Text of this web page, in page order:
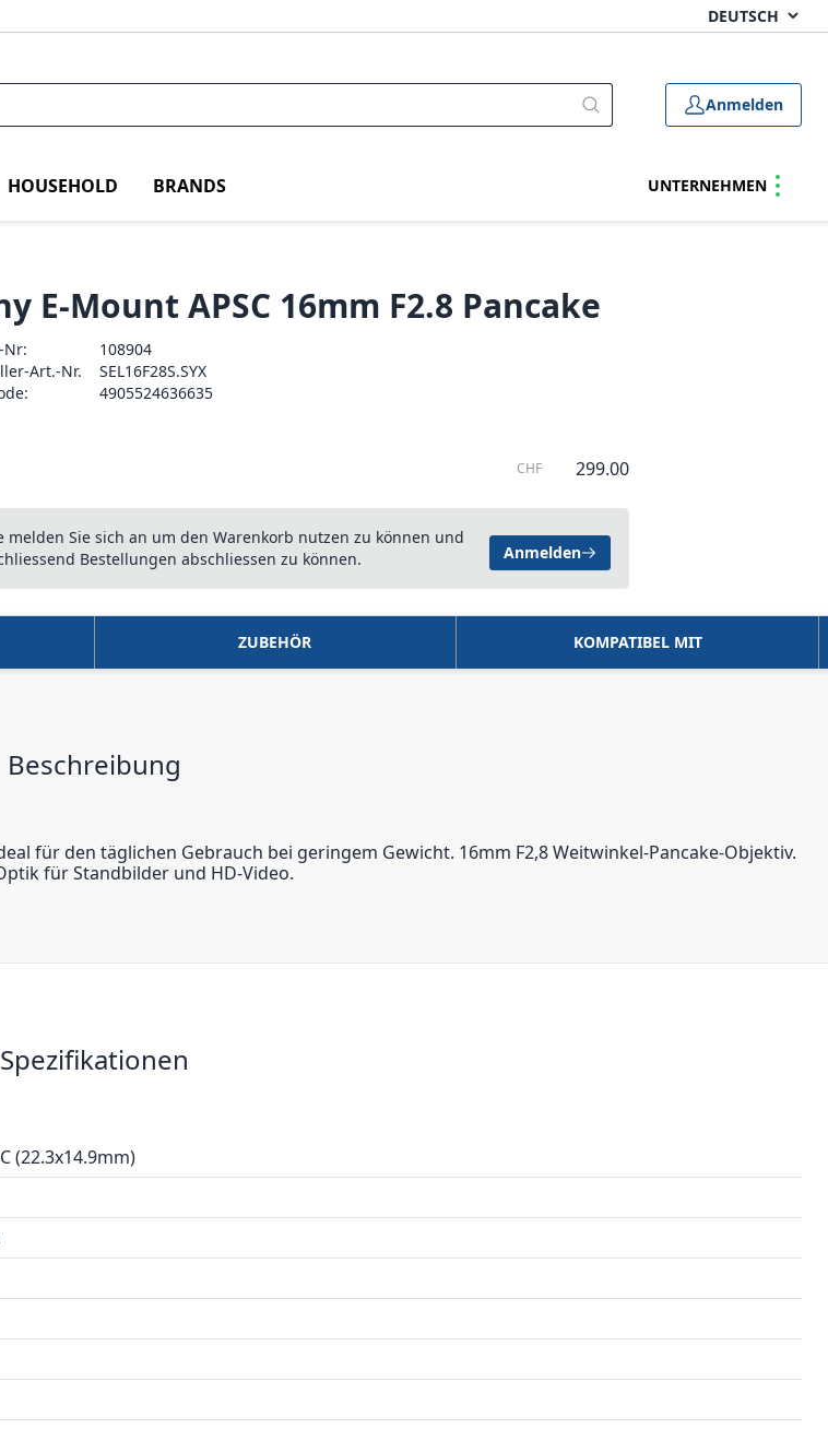
Anmelden
HOUSEHOLD BRANDS UNTERNEHMEN
E-Mount APSC 16mm F2.8 Pancake
Nr:
108904
Art.-Nr.
SEL16F28S.SYX
4905524636635
CHF 299.00
melden Sie sich an um den Warenkorb nutzen zu können und
Bestellungen abschliessen zu können.
Anmelden
ZUBEHÖR KOMPATIBEL MIT
Beschreibung
für den täglichen Gebrauch bei geringem Gewicht. 16mm F2,8 Weitwinkel-Pancake-Objektiv.
für Standbilder und HD-Video.
Spezifikationen
(22.3x14.9mm)